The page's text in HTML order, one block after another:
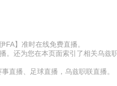
】准时在线免费直播。
还为您在本页面索引了相关乌兹
直播、足球直播，乌兹职联直播。